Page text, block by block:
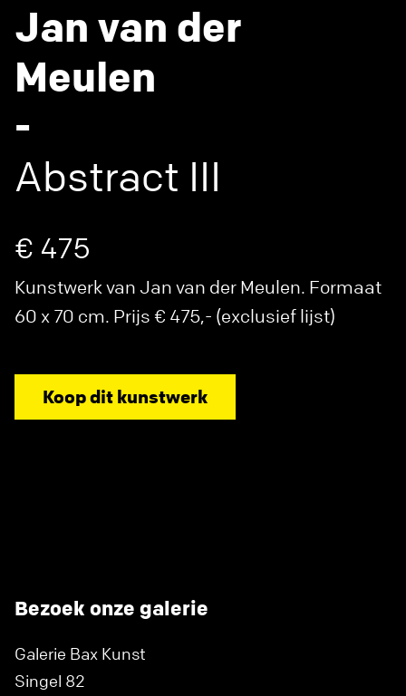
Jan van der
Meulen
-
Abstract III
€ 475
Kunstwerk van Jan van der Meulen. Formaat
60 x 70 cm. Prijs € 475,- (exclusief lijst)
Koop dit kunstwerk
Bezoek onze galerie
Galerie Bax Kunst
Singel 82